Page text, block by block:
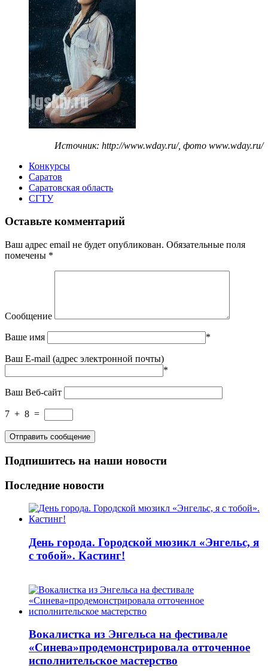
Источник: http://www.wday.ru/, фото www.wday.ru/
Конкурсы
Саратов
Саратовская область
СГТУ
Оставьте комментарий
Ваш адрес email не будет опубликован. Обязательные поля
помечены *
Сообщение
Ваше имя *
Ваш E-mail (адрес электронной почты)
*
Ваш Веб-сайт
7 + 8 =
Подпишитесь на наши новости
Последние новости
День города. Городской мюзикл «Энгельс, я
с тобой». Кастинг!
Вокалистка из Энгельса на фестивале
«Синева»продемонстрировала отточенное
исполнительское мастерство